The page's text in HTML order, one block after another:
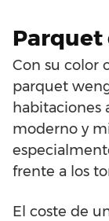
Parquet
Con su color
parquet
habitaciones
moderno y
frente a los
El coste de